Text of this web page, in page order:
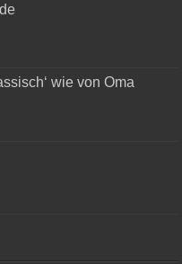
wie von Oma